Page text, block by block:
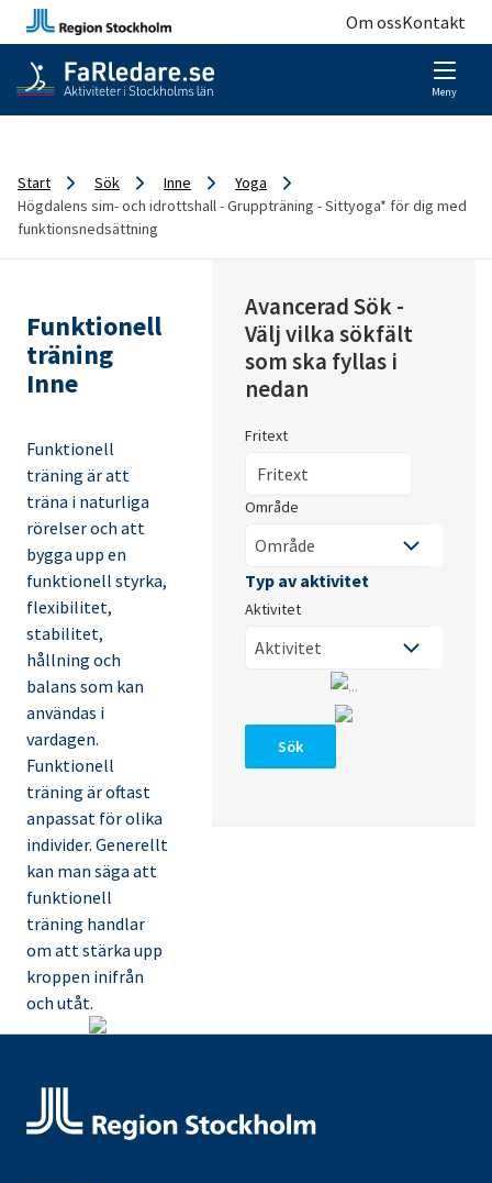
Om ossKontakt
Meny
Start Sök Inne
Yoga
Högdalens sim- och idrottshall - Gruppträning - Sittyoga* för dig med
funktionsnedsättning
Funktionell
träning
Inne
Funktionell
träning är att
träna i naturliga
rörelser och att
bygga upp en
funktionell styrka,
flexibilitet,
stabilitet,
hållning och
balans som kan
användas i
vardagen.
Funktionell
träning är oftast
anpassat för olika
individer. Generellt
kan man säga att
funktionell
träning handlar
om att stärka upp
kroppen inifrån
och utåt.
Avancerad Sök -
Välj vilka sökfält
som ska fyllas i
nedan
Fritext
Område
Aktivitet
Sök